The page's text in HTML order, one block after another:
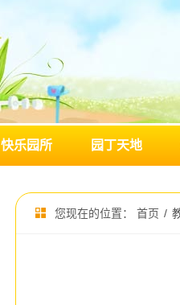
快乐园所 园丁天地
您现在的位置： 首页 /